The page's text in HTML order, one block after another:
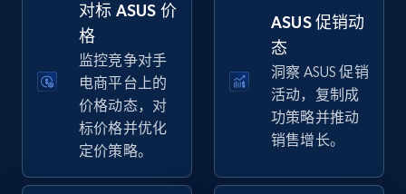
5.6K+ 立即开始
Walmart - products - Collects products by
specific keywords
URL, Final price, Sku, Currency, Gtin,
对标 ASUS 价
格
监控竞争对手
电商平台上的
价格动态，对
标价格并优化
定价策略。
ASUS 促销动
态
洞察 ASUS 促销
活动，复制成
功策略并推动
销售增长。